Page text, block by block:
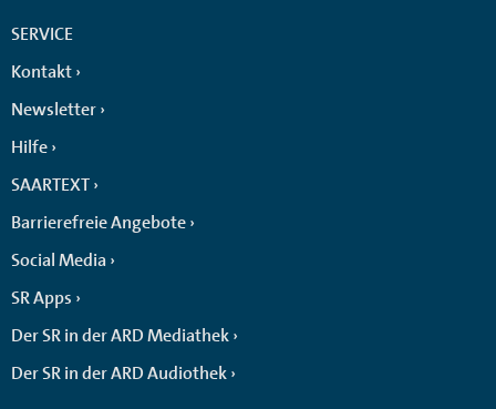
SERVICE
Kontakt
Newsletter
Hilfe
SAARTEXT
Barrierefreie Angebote
Social Media
SR Apps
Der SR in der ARD Mediathek
Der SR in der ARD Audiothek